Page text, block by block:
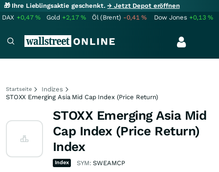
🎁 Ihre Lieblingsaktie geschenkt.→ Jetzt Depot eröffnen
DAX +0,47% Gold +2,17% Öl (Brent) -0,41% Dow Jones +0,13%
Startseite
Indizes
STOXX Emerging Asia Mid Cap Index (Price Return)
STOXX Emerging Asia Mid
Cap Index (Price Return)
Index
Index SYM:SWEAMCP